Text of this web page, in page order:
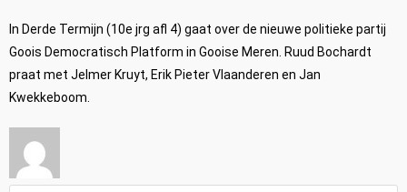
In Derde Termijn (10e jrg afl 4) gaat over de nieuwe politieke partij
Goois Democratisch Platform in Gooise Meren. Ruud Bochardt
praat met Jelmer Kruyt, Erik Pieter Vlaanderen en Jan
Kwekkeboom.